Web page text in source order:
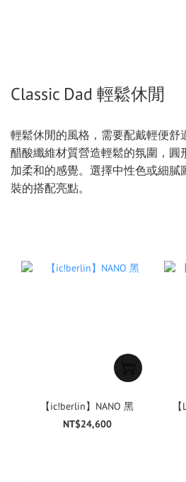
Classic Dad 輕鬆休閒
輕鬆休閒的風格，需要配戴輕便舒
醋酸纖維材質營造輕鬆的氛圍，圓
加柔和的感覺。選擇中性色或細膩
裝的搭配亮點。
【ic!berlin】NANO 黑
NT$24,600